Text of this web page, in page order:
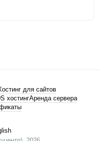
для сайтов
хостингАренда сервера